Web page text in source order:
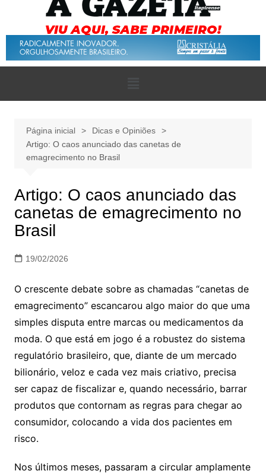
Página inicial
Dicas e Opiniões
Artigo: O caos anunciado das canetas de
emagrecimento no Brasil
Artigo: O caos anunciado das
canetas de emagrecimento no
Brasil
19/02/2026
O crescente debate sobre as chamadas “canetas de
emagrecimento” escancarou algo maior do que uma
simples disputa entre marcas ou medicamentos da
moda. O que está em jogo é a robustez do sistema
regulatório brasileiro, que, diante de um mercado
bilionário, veloz e cada vez mais criativo, precisa
ser capaz de fiscalizar e, quando necessário, barrar
produtos que contornam as regras para chegar ao
consumidor, colocando a vida dos pacientes em
risco.
Nos últimos meses, passaram a circular amplamente